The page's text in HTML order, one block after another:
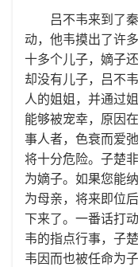
吕不韦来到了
动，他韦摸出了许
十多个儿子，嫡子
却没有儿子，吕不
人的姐姐，并通过
能够被宠幸，原因
事人者，色衰而爱
将十分危险。子楚
为嫡子。如果您能
为母亲，将来即位
下来了。一番话打
韦的指点行事，子
韦因而也被任命为